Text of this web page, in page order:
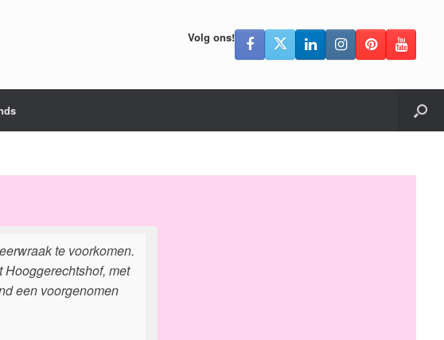
Volg ons!
te voorkomen.
met
een voorgenomen